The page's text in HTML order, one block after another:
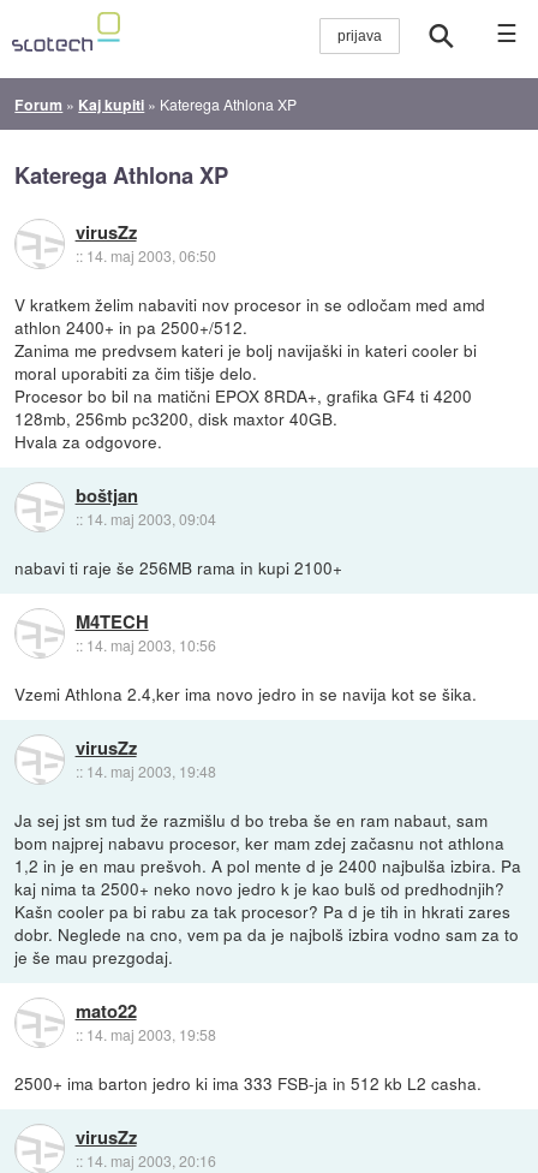
☰
Forum » Kaj kupiti » Katerega Athlona XP
Katerega Athlona XP
virusZz
:: 14. maj 2003, 06:50
V kratkem želim nabaviti nov procesor in se odločam med amd
athlon 2400+ in pa 2500+/512.
Zanima me predvsem kateri je bolj navijaški in kateri cooler bi
moral uporabiti za čim tišje delo.
Procesor bo bil na matični EPOX 8RDA+, grafika GF4 ti 4200
128mb, 256mb pc3200, disk maxtor 40GB.
Hvala za odgovore.
boštjan
:: 14. maj 2003, 09:04
nabavi ti raje še 256MB rama in kupi 2100+
M4TECH
:: 14. maj 2003, 10:56
Vzemi Athlona 2.4,ker ima novo jedro in se navija kot se šika.
virusZz
:: 14. maj 2003, 19:48
Ja sej jst sm tud že razmišlu d bo treba še en ram nabaut, sam
bom najprej nabavu procesor, ker mam zdej začasnu not athlona
1,2 in je en mau prešvoh. A pol mente d je 2400 najbulša izbira. Pa
kaj nima ta 2500+ neko novo jedro k je kao bulš od predhodnjih?
Kašn cooler pa bi rabu za tak procesor? Pa d je tih in hkrati zares
dobr. Neglede na cno, vem pa da je najbolš izbira vodno sam za to
je še mau prezgodaj.
mato22
:: 14. maj 2003, 19:58
2500+ ima barton jedro ki ima 333 FSB-ja in 512 kb L2 casha.
virusZz
:: 14. maj 2003, 20:16